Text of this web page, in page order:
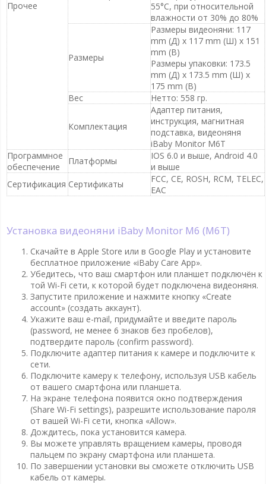
Прочее
55°C, при относительной
влажности от 30% до 80%
Размеры
Размеры видеоняни: 117
mm (Д) x 117 mm (Ш) x 151
mm (В)
Размеры упаковки: 173.5
mm (Д) x 173.5 mm (Ш) x
175 mm (В)
Вес
Нетто: 558 гр.
Комплектация
Адаптер питания,
инструкция, магнитная
подставка, видеоняня
iBaby Monitor M6T
Программное
обеспечение
Платформы
IOS 6.0 и выше, Android 4.0
и выше
Сертификация Сертификаты
FCC, CE, ROSH, RCM, TELEC,
EAC
Установка видеоняни iBaby Monitor M6 (M6T)
Скачайте в Apple Store или в Google Play и установите
бесплатное приложение «iBaby Care App».
Убедитесь, что ваш смартфон или планшет подключён к
той Wi-Fi сети, к которой будет подключена видеоняня.
Запустите приложение и нажмите кнопку «Create
account» (создать аккаунт).
Укажите ваш e-mail, придумайте и введите пароль
(password, не менее 6 знаков без пробелов),
подтвердите пароль (confirm password).
Подключите адаптер питания к камере и подключите к
сети.
Подключите камеру к телефону, используя USB кабель
от вашего смартфона или планшета.
На экране телефона появится окно подтверждения
(Share Wi-Fi settings), разрешите использование пароля
от вашей Wi-Fi сети, кнопка «Allow».
Дождитесь, пока установится камера.
Вы можете управлять вращением камеры, проводя
пальцем по экрану смартфона или планшета.
По завершении установки вы сможете отключить USB
кабель от камеры.